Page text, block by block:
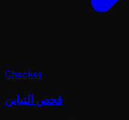
Checker
فحص التباين